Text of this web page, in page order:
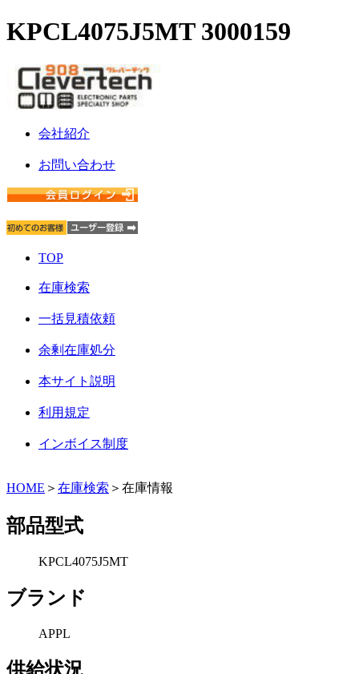
KPCL4075J5MT 3000159
会社紹介
お問い合わせ
TOP
在庫検索
一括見積依頼
余剰在庫処分
本サイト説明
利用規定
インボイス制度
HOME ＞ 在庫検索 ＞在庫情報
部品型式
KPCL4075J5MT
ブランド
APPL
供給状況